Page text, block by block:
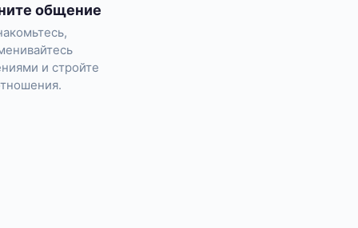
общение
и стройте